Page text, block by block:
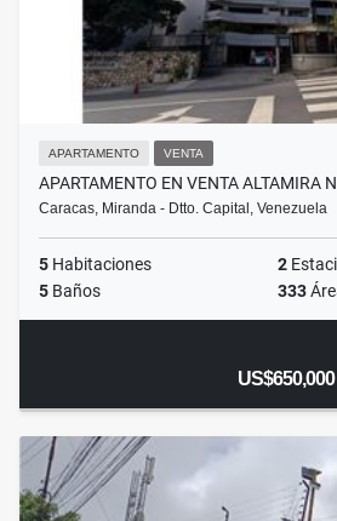
APARTAMENTO VENTA
APARTAMENTO EN VENTA ALTAMIRA
Caracas, Miranda - Dtto. Capital, Venezuela
5 Habitaciones 2
5 Baños 333
US$650,000